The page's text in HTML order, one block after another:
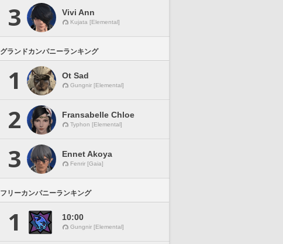
3 Vivi Ann
Kujata [Elemental]
グランドカンパニーランキング
1 Ot Sad
Gungnir [Elemental]
2 Fransabelle Chloe
Typhon [Elemental]
3 Ennet Akoya
Fenrir [Gaia]
フリーカンパニーランキング
1 10:00
Gungnir [Elemental]